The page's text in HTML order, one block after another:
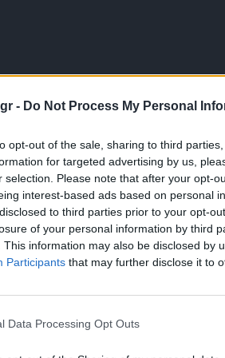
- Do Not Process My Personal
opt-out of the sale, sharing to third
for targeted advertising by us,
selection. Please note that after your opt-
interest-based ads based on personal
to third parties prior to your opt-
of your personal information by third
This information may also be disclosed by
Participants that may further disclose it to
Data Processing Opt Outs
Γιώργου Χατζηνάσιου και της Σέβης
επίσης πέμπτη με το «Όλου του
κάθε χώρα να εκπροσωπείται από
Μ’ ένα πανέξυπνο εύρημα, που δεν
γλώσσακαι έκανε την Ευρώπη να